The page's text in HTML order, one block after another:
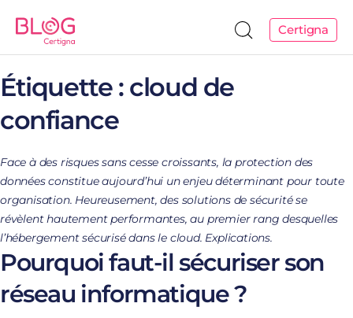
Certigna
Étiquette : cloud de
confiance
Face à des risques sans cesse croissants, la protection des
données constitue aujourd’hui un enjeu déterminant pour toute
organisation. Heureusement, des solutions de sécurité se
révèlent hautement performantes, au premier rang desquelles
l’hébergement sécurisé dans le cloud. Explications.
Pourquoi faut-il sécuriser son
réseau informatique ?